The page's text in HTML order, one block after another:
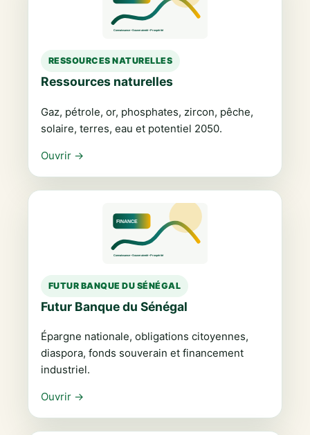
RESSOURCES NATURELLES
Ressources naturelles
Gaz, pétrole, or, phosphates, zircon, pêche,
solaire, terres, eau et potentiel 2050.
Ouvrir →
FUTUR BANQUE DU SÉNÉGAL
Futur Banque du Sénégal
Épargne nationale, obligations citoyennes,
diaspora, fonds souverain et financement
industriel.
Ouvrir →